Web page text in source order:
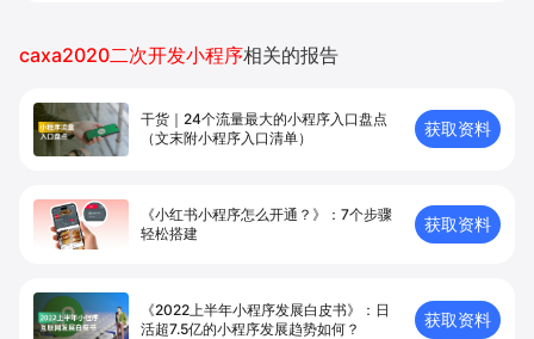
caxa2020二次开发小程序相关的报告
干货｜24个流量最大的小程序入口盘点
（文末附小程序入口清单）
获取资料
《小红书小程序怎么开通？》：7个步骤
轻松搭建
获取资料
《2022上半年小程序发展白皮书》：日
活超7.5亿的小程序发展趋势如何？
获取资料